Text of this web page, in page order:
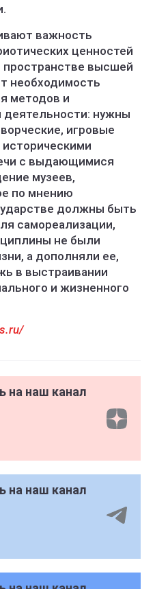
важность
ценностей
пространстве высшей
необходимость
методов и
деятельности: нужны
игровые
с выдающимися
музеев,
по мнению
должны быть
самореализации,
не были
а дополняли ее,
в выстраивании
и жизненного
на наш канал
на наш канал